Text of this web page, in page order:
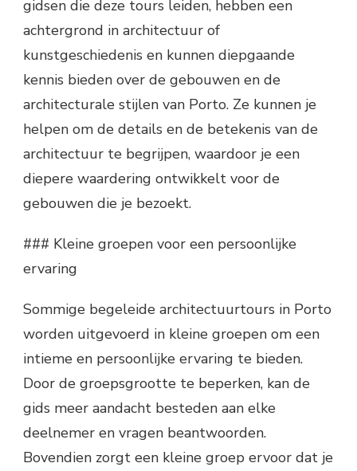
gidsen die deze tours leiden, hebben een
achtergrond in architectuur of
kunstgeschiedenis en kunnen diepgaande
kennis bieden over de gebouwen en de
architecturale stijlen van Porto. Ze kunnen je
helpen om de details en de betekenis van de
architectuur te begrijpen, waardoor je een
diepere waardering ontwikkelt voor de
gebouwen die je bezoekt.
### Kleine groepen voor een persoonlijke
ervaring
Sommige begeleide architectuurtours in Porto
worden uitgevoerd in kleine groepen om een
intieme en persoonlijke ervaring te bieden.
Door de groepsgrootte te beperken, kan de
gids meer aandacht besteden aan elke
deelnemer en vragen beantwoorden.
Bovendien zorgt een kleine groep ervoor dat je